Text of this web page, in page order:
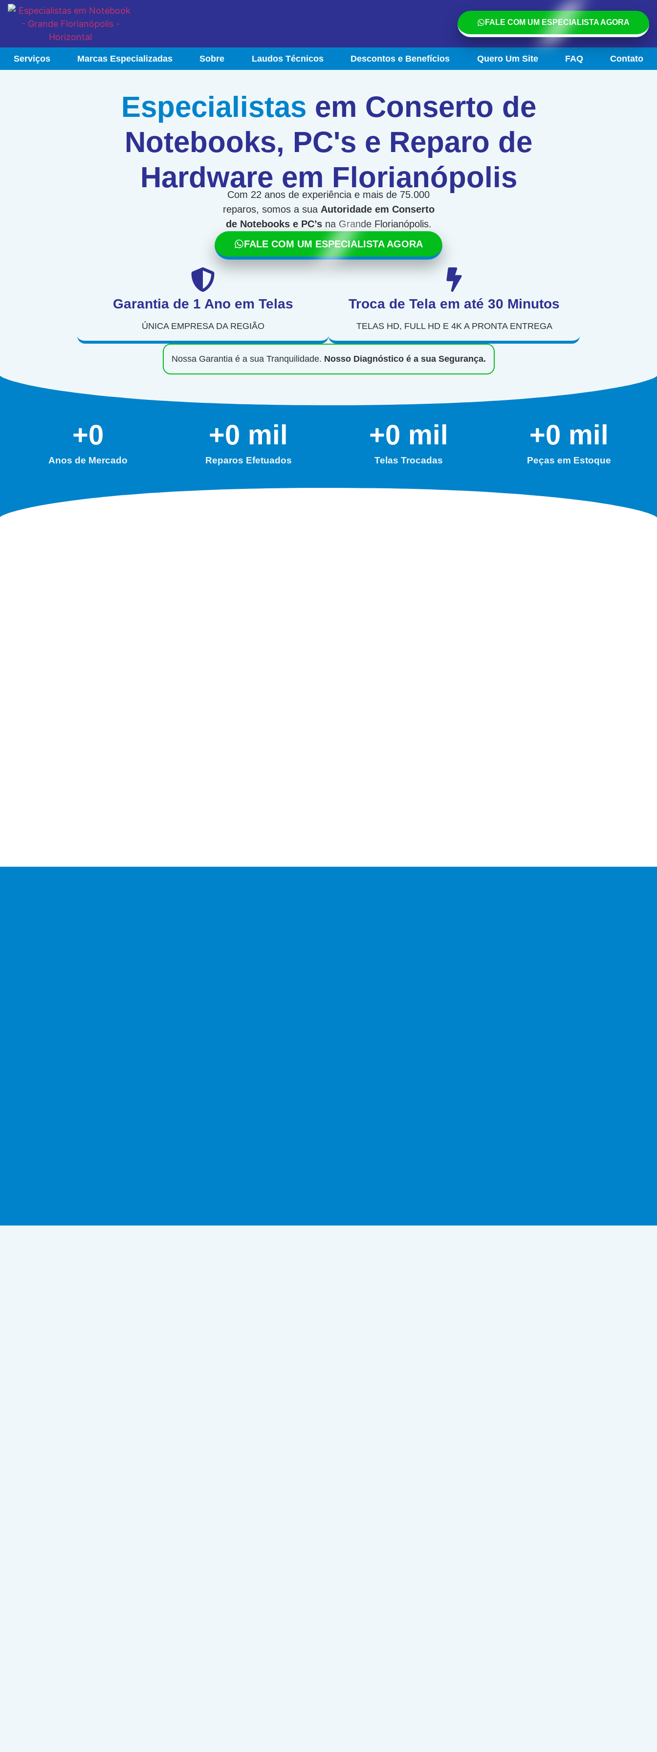
FALE COM UM ESPECIALISTA AGORA
Serviços Marcas Especializadas Sobre Laudos Técnicos Descontos e Benefícios Quero Um Site FAQ Contato
Especialistas em Conserto de
Notebooks, PC's e Reparo de
Hardware em Florianópolis
Com 22 anos de experiência e mais de 75.000
reparos, somos a sua Autoridade em Conserto
de Notebooks e PC’sna Grande Florianópolis.
FALE COM UM ESPECIALISTA AGORA
Garantia de 1 Ano em Telas
ÚNICA EMPRESA DA REGIÃO
Troca de Tela em até 30 Minutos
TELAS HD, FULL HD E 4K A PRONTA ENTREGA
Nossa Garantia é a sua Tranquilidade. Nosso Diagnóstico é a sua Segurança.
Anos de Mercado
+0
Reparos Efetuados
+0 mil
Telas Trocadas
+0 mil
Peças em Estoque
+0 mil